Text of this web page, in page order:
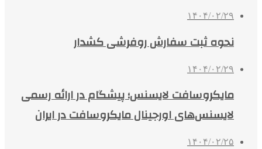
۱۴۰۴/۰۲/۲۹
نحوه ثبت سفارش روفرشی کشدار
۱۴۰۴/۰۲/۲۹
مایکروسافت لایسنس؛ پیشگام در ارائه رسمی
لایسنس‌های اورجینال مایکروسافت در ایران
۱۴۰۴/۰۲/۲۵